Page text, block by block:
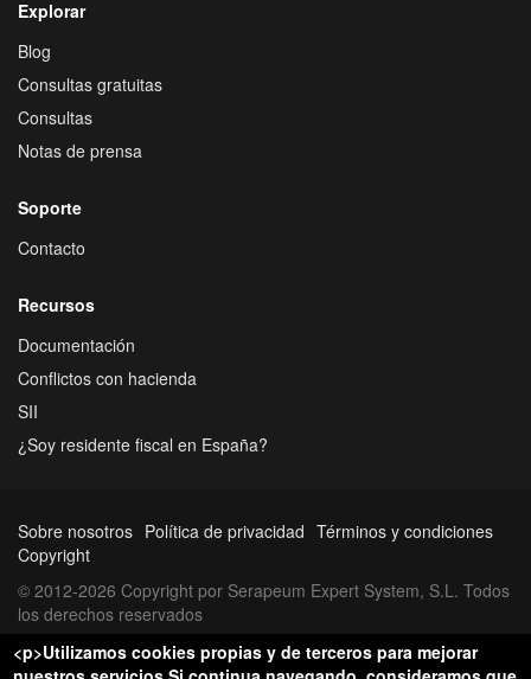
Explorar
Blog
Consultas gratuitas
Consultas
Notas de prensa
Soporte
Contacto
Recursos
Documentación
Conflictos con hacienda
SII
¿Soy residente fiscal en España?
Sobre nosotros Política de privacidad Términos y condiciones
Copyright
© 2012-2026 Copyright por Serapeum Expert System, S.L. Todos
los derechos reservados
<p>Utilizamos cookies propias y de terceros para mejorar